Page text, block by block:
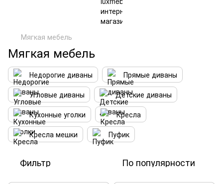
Мягкая мебель
Мягкая мебель
Недорогие диваны
Прямые диваны
Угловые диваны
Детские диваны
Кухонные уголки
Кресла
Кресла мешки
Пуфик
Фильтр По популярности